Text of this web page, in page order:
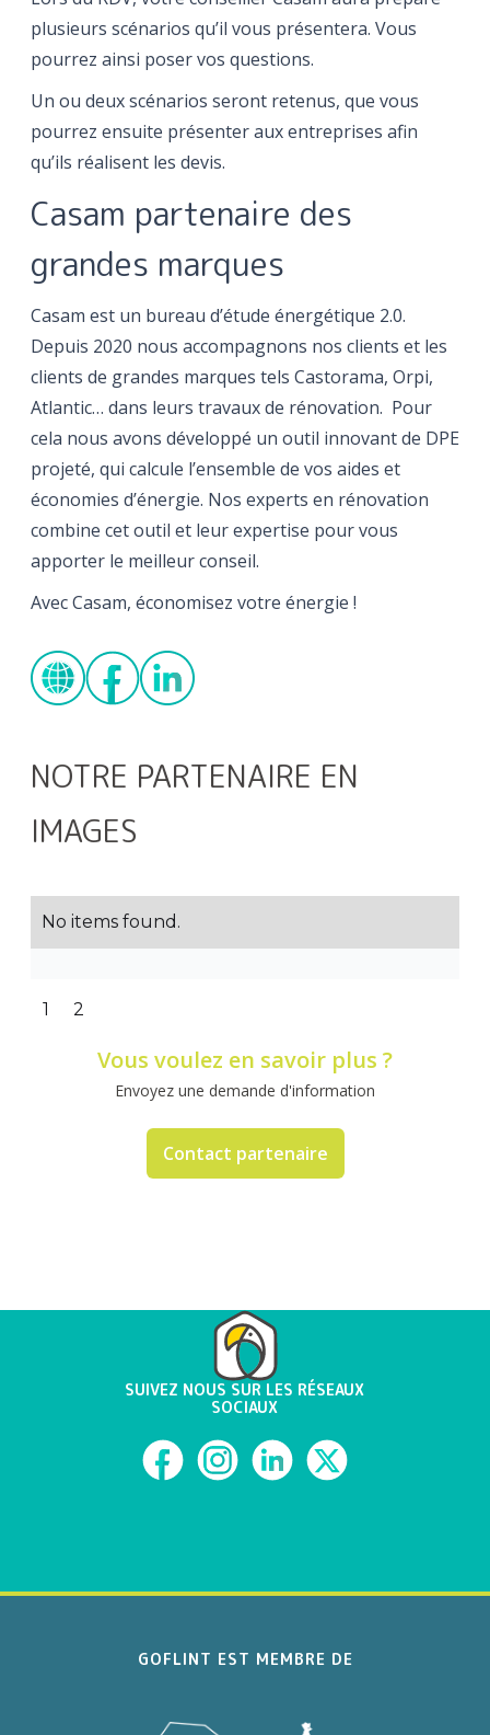
plusieurs scénarios qu’il vous présentera. Vous
pourrez ainsi poser vos questions.
Un ou deux scénarios seront retenus, que vous
pourrez ensuite présenter aux entreprises afin
qu’ils réalisent les devis.
Casam partenaire des
grandes marques
Casam est un bureau d’étude énergétique 2.0.
Depuis 2020 nous accompagnons nos clients et les
clients de grandes marques tels Castorama, Orpi,
Atlantic… dans leurs travaux de rénovation. Pour
cela nous avons développé un outil innovant de DPE
projeté, qui calcule l’ensemble de vos aides et
économies d’énergie. Nos experts en rénovation
combine cet outil et leur expertise pour vous
apporter le meilleur conseil.
Avec Casam, économisez votre énergie !
NOTRE PARTENAIRE EN
IMAGES
No items found.
1 2
Vous voulez en savoir plus ?
Envoyez une demande d'information
Contact partenaire
SUIVEZ NOUS SUR LES RÉSEAUX
SOCIAUX
GOFLINT EST MEMBRE DE